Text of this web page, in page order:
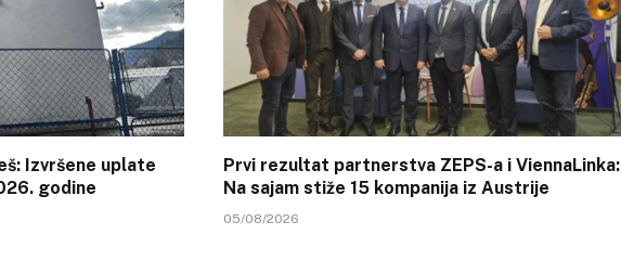
Izvršene uplate
godine
Prvi rezultat partnerstva ZEPS-a i ViennaLinka:
Na sajam stiže 15 kompanija iz Austrije
05/08/2026